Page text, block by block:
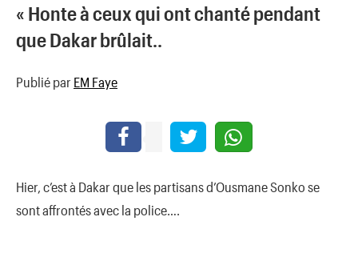
« Honte à ceux qui ont chanté pendant
que Dakar brûlait..
Publié par EM Faye
Hier, c’est à Dakar que les partisans d’Ousmane Sonko se
sont affrontés avec la police….